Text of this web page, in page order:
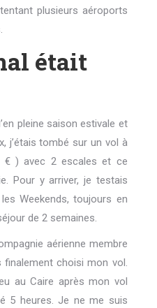
plusieurs aéroports
était
pleine saison estivale et
j’étais tombé sur un vol à
€ ) avec 2 escales et ce
Pour y arriver, je testais
Weekends, toujours en
de 2 semaines.
aérienne membre
finalement choisi mon vol.
au Caire après mon vol
5 heures. Je ne me suis